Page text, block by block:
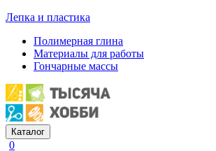
Лепка и пластика
Полимерная глина
Материалы для работы
Гончарные массы
Каталог
0